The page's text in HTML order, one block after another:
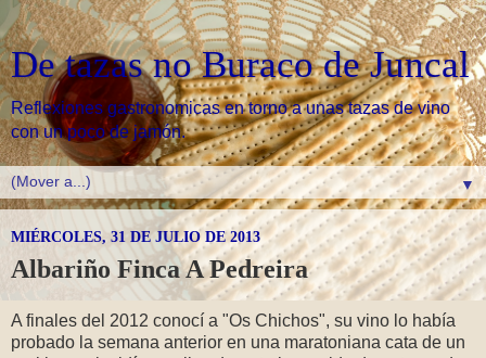
De tazas no Buraco de Juncal
Reflexiones gastronomicas en torno a unas tazas de vino
con un poco de jamón.
▼
MIÉRCOLES, 31 DE JULIO DE 2013
Albariño Finca A Pedreira
A finales del 2012 conocí a "Os Chichos", su vino lo había
probado la semana anterior en una maratoniana cata de un